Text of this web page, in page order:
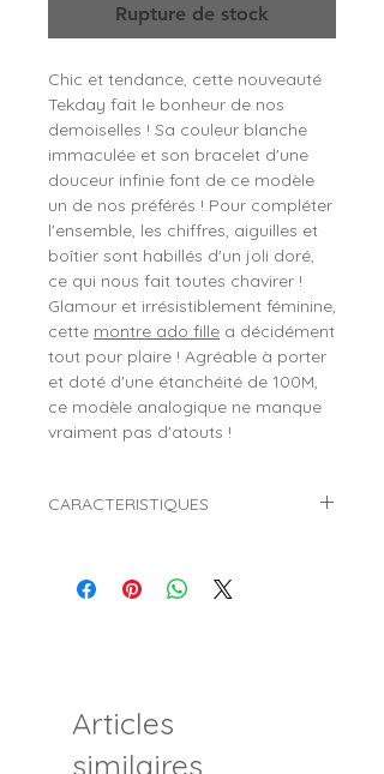
Rupture de stock
Chic et tendance, cette nouveauté
Tekday fait le bonheur de nos
demoiselles ! Sa couleur blanche
immaculée et son bracelet d'une
douceur infinie font de ce modèle
un de nos préférés ! Pour compléter
l'ensemble, les chiffres, aiguilles et
boîtier sont habillés d'un joli doré,
ce qui nous fait toutes chavirer !
Glamour et irrésistiblement féminine,
cette montre ado fille a décidément
tout pour plaire ! Agréable à porter
et doté d'une étanchéité de 100M,
ce modèle analogique ne manque
vraiment pas d'atouts !
CARACTERISTIQUES
654853
Genre :
Fille
Matière du boitier :
Minéral
Articles
similaires